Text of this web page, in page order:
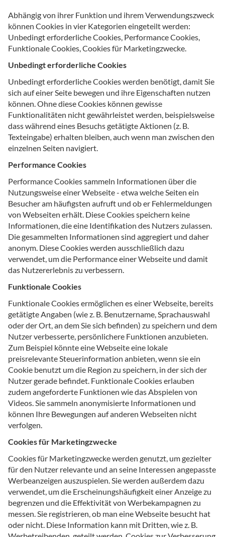
Abhängig von ihrer Funktion und ihrem Verwendungszweck
können Cookies in vier Kategorien eingeteilt werden:
Unbedingt erforderliche Cookies, Performance Cookies,
Funktionale Cookies, Cookies für Marketingzwecke.
Unbedingt erforderliche Cookies
Unbedingt erforderliche Cookies werden benötigt, damit Sie
sich auf einer Seite bewegen und ihre Eigenschaften nutzen
können. Ohne diese Cookies können gewisse
Funktionalitäten nicht gewährleistet werden, beispielsweise
dass während eines Besuchs getätigte Aktionen (z. B.
Texteingabe) erhalten bleiben, auch wenn man zwischen den
einzelnen Seiten navigiert.
Performance Cookies
Performance Cookies sammeln Informationen über die
Nutzungsweise einer Webseite - etwa welche Seiten ein
Besucher am häufigsten aufruft und ob er Fehlermeldungen
von Webseiten erhält. Diese Cookies speichern keine
Informationen, die eine Identifikation des Nutzers zulassen.
Die gesammelten Informationen sind aggregiert und daher
anonym. Diese Cookies werden ausschließlich dazu
verwendet, um die Performance einer Webseite und damit
das Nutzererlebnis zu verbessern.
Funktionale Cookies
Funktionale Cookies ermöglichen es einer Webseite, bereits
getätigte Angaben (wie z. B. Benutzername, Sprachauswahl
oder der Ort, an dem Sie sich befinden) zu speichern und dem
Nutzer verbesserte, persönlichere Funktionen anzubieten.
Zum Beispiel könnte eine Webseite eine lokale
preisrelevante Steuerinformation anbieten, wenn sie ein
Cookie benutzt um die Region zu speichern, in der sich der
Nutzer gerade befindet. Funktionale Cookies erlauben
zudem angeforderte Funktionen wie das Abspielen von
Videos. Sie sammeln anonymisierte Informationen und
können Ihre Bewegungen auf anderen Webseiten nicht
verfolgen.
Cookies für Marketingzwecke
Cookies für Marketingzwecke werden genutzt, um gezielter
für den Nutzer relevante und an seine Interessen angepasste
Werbeanzeigen auszuspielen. Sie werden außerdem dazu
verwendet, um die Erscheinungshäufigkeit einer Anzeige zu
begrenzen und die Effektivität von Werbekampagnen zu
messen. Sie registrieren, ob man eine Webseite besucht hat
oder nicht. Diese Information kann mit Dritten, wie z. B.